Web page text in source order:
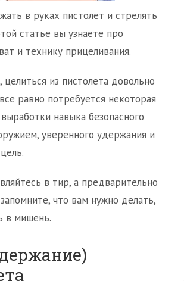
в руках пистолет и стрелять
статье вы узнаете про
и технику прицеливания.
целиться из пистолета довольно
равно потребуется некоторая
навыка безопасного
уверенного удержания и
в тир, а предварительно
что вам нужно делать,
в мишень.